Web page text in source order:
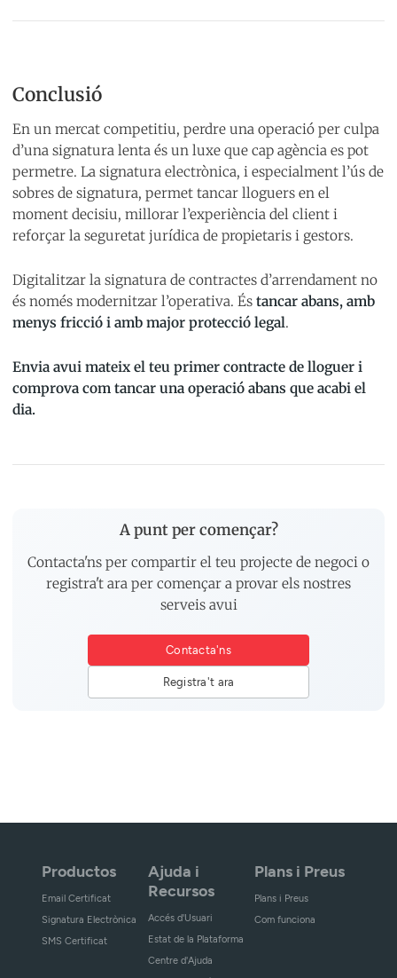
Conclusió
En un mercat competitiu, perdre una operació per culpa
d’una signatura lenta és un luxe que cap agència es pot
permetre. La signatura electrònica, i especialment l’ús de
sobres de signatura, permet tancar lloguers en el
moment decisiu, millorar l’experiència del client i
reforçar la seguretat jurídica de propietaris i gestors.
Digitalitzar la signatura de contractes d’arrendament no
és només modernitzar l’operativa. És tancar abans, amb
menys fricció i amb major protecció legal.
Envia avui mateix el teu primer contracte de lloguer i
comprova com tancar una operació abans que acabi el
dia.
A punt per començar?
Contacta'ns per compartir el teu projecte de negoci o
registra't ara per començar a provar els nostres
serveis avui
Contacta'ns
Registra't ara
Productos
Email Certificat
Signatura Electrònica
SMS Certificat
Ajuda i
Recursos
Accés d'Usuari
Estat de la Plataforma
Centre d'Ajuda
Plans i Preus
Plans i Preus
Com funciona